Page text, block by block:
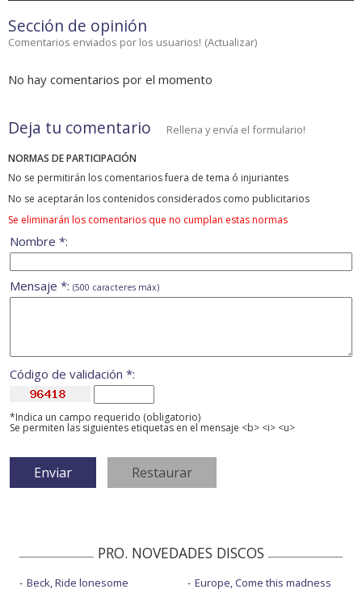
Sección de opinión
Comentarios enviados por los usuarios! (Actualizar)
No hay comentarios por el momento
Deja tu comentario Rellena y envía el formulario!
NORMAS DE PARTICIPACIÓN
No se permitirán los comentarios fuera de tema ó injuriantes
No se aceptarán los contenidos considerados como publicitarios
Se eliminarán los comentarios que no cumplan estas normas
Nombre *:
Mensaje *: (500 caracteres máx)
Código de validación *:
*Indica un campo requerido (obligatorio)
Se permiten las siguientes etiquetas en el mensaje <b> <i> <u>
PRO. NOVEDADES DISCOS
Beck, Ride lonesome
Europe, Come this madness